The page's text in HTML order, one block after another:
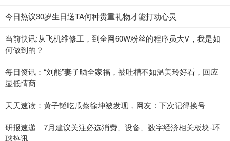
今日热议30岁生日送TA何种贵重礼物才能打动心灵
当前快讯:从飞机维修工，到全网60W粉丝的程序员大V，我是如
何做到的？
每日资讯：“刘能”妻子晒全家福，被吐槽不如温美玲好看，回应
显低情商
天天速读：黄子韬吃瓜蔡徐坤被发现，网友：下次记得换号
研报速递｜7月建议关注必选消费、设备、数字经济相关板块-环
球热讯